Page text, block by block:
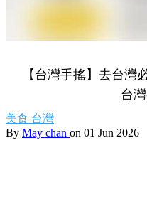
【台灣手搖】去台灣
台
美食 台灣
By May chan on 01 Jun 2026